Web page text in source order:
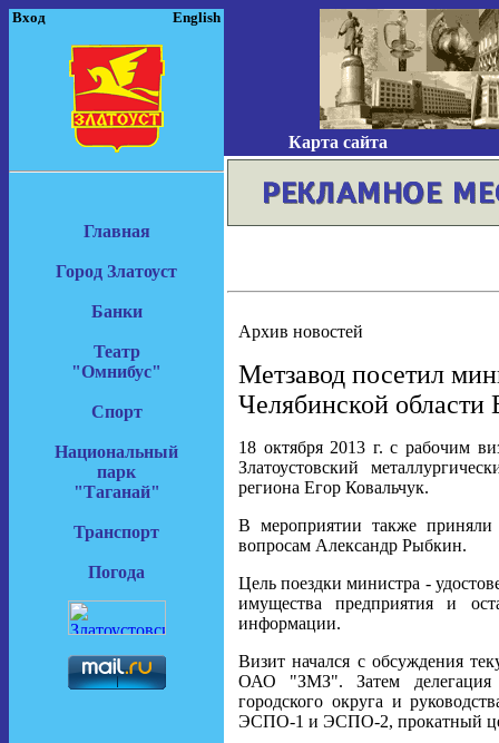
Вход English
Главная
Город Златоуст
Банки
Театр
"Омнибус"
Спорт
Национальный
парк
"Таганай"
Транспорт
Погода
Карта сайта
Архив новостей
Метзавод посетил
Челябинской области
18 октября 2013 г. с рабочим
Златоустовский
региона Егор Ковальчук.
В мероприятии также
вопросам Александр Рыбкин.
Цель поездки министра -
имущества предприятия и
информации.
Визит начался с обсуждения
ОАО "ЗМЗ". Затем делегация в
городского округа и
ЭСПО-1 и ЭСПО-2, прокатный